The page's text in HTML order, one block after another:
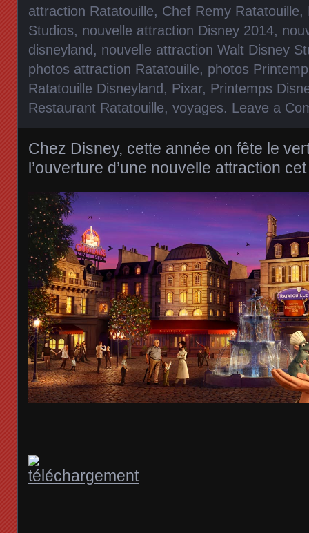
attraction Ratatouille, Chef Remy Ratatouille,
Studios, nouvelle attraction Disney 2014,
disneyland, nouvelle attraction Walt Disney
photos attraction Ratatouille, photos
Ratatouille Disneyland, Pixar, Printemps
Restaurant Ratatouille, voyages. Leave a
Chez Disney, cette année on fête le
l’ouverture d’une nouvelle attraction